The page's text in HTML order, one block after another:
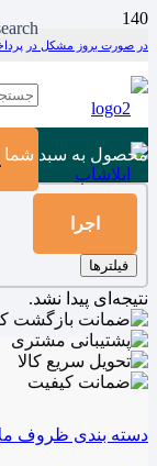
در صورت بروز مشکل در پرداخت با
محصول به سبد شما
اجرا
فیلترها
نتیجه‌ای پیدا نشد.
دسته بندی ظروف